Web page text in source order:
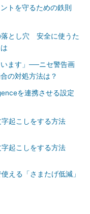
トを守るための鉄則
落とし穴 安全に使うた
ます」──ニセ警告画
の対処方法は？
を連携させる設定
起こしをする方法
起こしをする方法
える「さまたげ低減」